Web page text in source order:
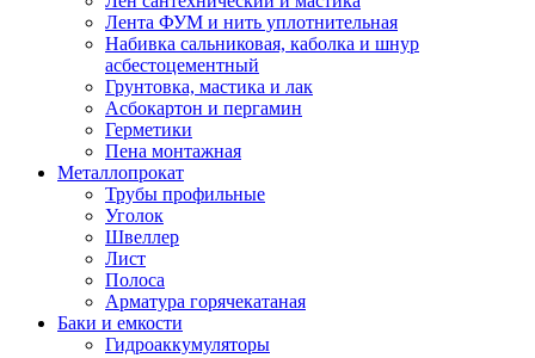
Лента ФУМ и нить уплотнительная
Набивка сальниковая, каболка и шнур
асбестоцементный
Грунтовка, мастика и лак
Асбокартон и пергамин
Герметики
Пена монтажная
Металлопрокат
Трубы профильные
Уголок
Швеллер
Лист
Полоса
Арматура горячекатаная
Баки и емкости
Гидроаккумуляторы